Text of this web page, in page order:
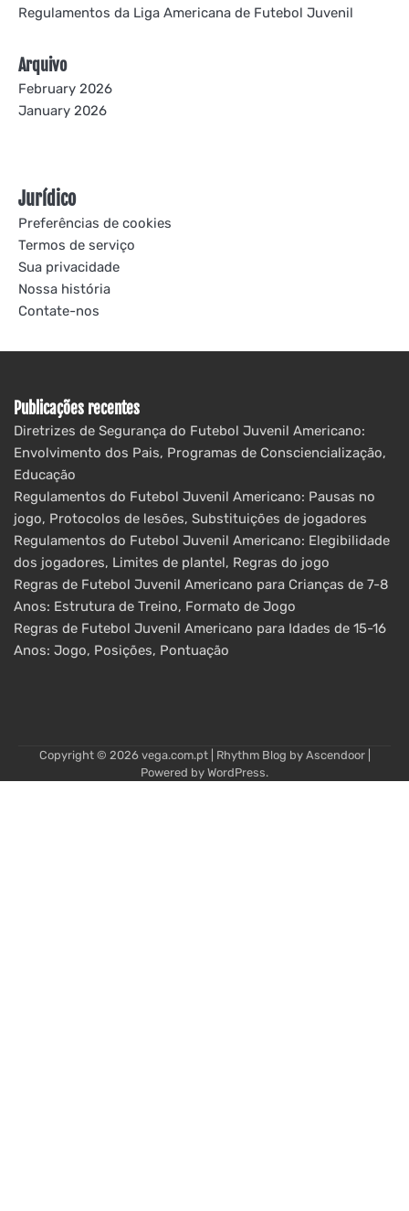
Regulamentos da Liga Americana de Futebol Juvenil
Arquivo
February 2026
January 2026
Jurídico
Preferências de cookies
Termos de serviço
Sua privacidade
Nossa história
Contate-nos
Publicações recentes
Diretrizes de Segurança do Futebol Juvenil Americano:
Envolvimento dos Pais, Programas de Consciencialização,
Educação
Regulamentos do Futebol Juvenil Americano: Pausas no
jogo, Protocolos de lesões, Substituições de jogadores
Regulamentos do Futebol Juvenil Americano: Elegibilidade
dos jogadores, Limites de plantel, Regras do jogo
Regras de Futebol Juvenil Americano para Crianças de 7-8
Anos: Estrutura de Treino, Formato de Jogo
Regras de Futebol Juvenil Americano para Idades de 15-16
Anos: Jogo, Posições, Pontuação
Copyright © 2026 vega.com.pt| Rhythm Blog by Ascendoor|
Powered by WordPress.